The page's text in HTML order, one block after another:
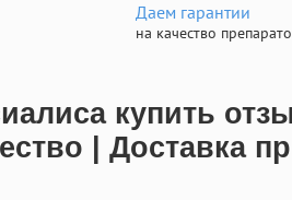
Даем гарантии
на качество
купить
| Доставка